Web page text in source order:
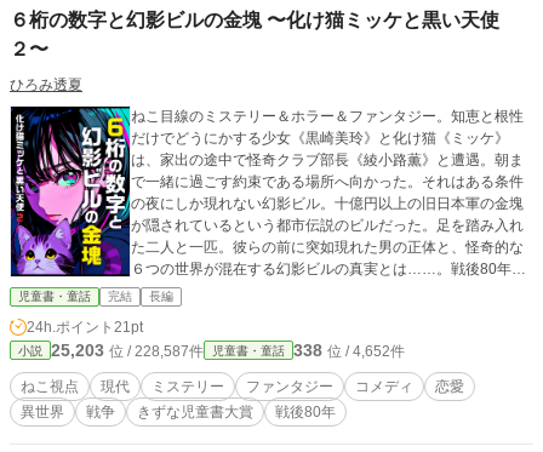
６桁の数字と幻影ビルの金塊 〜化け猫ミッケと黒い天使
２〜
ひろみ透夏
ねこ目線のミステリー＆ホラー＆ファンタジー。知恵と根性
だけでどうにかする少女《黒崎美玲》と化け猫《ミッケ》
は、家出の途中で怪奇クラブ部長《綾小路薫》と遭遇。朝ま
で一緒に過ごす約束である場所へ向かった。それはある条件
の夜にしか現れない幻影ビル。十億円以上の旧日本軍の金塊
が隠されているという都市伝説のビルだった。足を踏み入れ
た二人と一匹。彼らの前に突如現れた男の正体と、怪奇的な
６つの世界が混在する幻影ビルの真実とは……。戦後80年。
昭和と令和のキャラが織りなす、現代の子どもたちに届けた
い物語です。 ※ 演出上の理由により算用数字を使用していま
す。 ※ すでに完結済みですが、推敲しながら毎日１〜３話づ
つ投稿します。
児童書・童話 完結 長編
24h.ポイント 21pt
小説 25,203 位 / 228,587件 児童書・童話 338 位 / 4,652件
ねこ視点 現代 ミステリー ファンタジー コメディ
恋愛
異世界
戦争 きずな児童書大賞 戦後80年